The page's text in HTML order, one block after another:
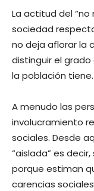
La actitud del
sociedad
no deja aflorar la
distinguir el
la población tiene.
A menudo las
involucramiento
sociales. Desde
“aislada” es
porque estiman
carencias